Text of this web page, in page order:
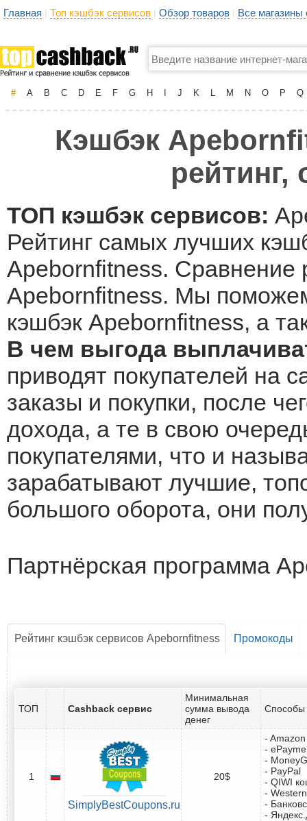
Главная | Топ кэшбэк сервисов | Обзор товаров | Все
# A B C D E F G H J K L M N O P Q
Кэшбэк
ТОП кэшбэк сервисов:
Рейтинг самых лучших
Apebornfitness. Сравнение
Apebornfitness. Мы
кэшбэк Apebornfitness, а
В чем выгода
приводят покупателей на
заказы и покупки, после
дохода, а те в свою
покупателями, что и
зарабатывают лучшие,
большого оборота, они
Партнёрская программа
Рейтинг кэшбэк сервисов Apebornfitness Промокоды
ТОП Cashback сервис
Минимальная
сумма вывода
денег
Способы
1
SimplyBestCoupons.ru
20$
-
-
-
- PayPal
- QIWI
-
-
-